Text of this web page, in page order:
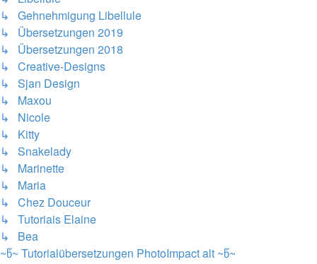
↳ Gehnehmigung Libellule
↳ Übersetzungen 2019
↳ Übersetzungen 2018
↳ Creative-Designs
↳ Sjan Design
↳ Maxou
↳ Nicole
↳ Kitty
↳ Snakelady
↳ Marinette
↳ Maria
↳ Chez Douceur
↳ Tutoriais Elaine
↳ Bea
~წ~ Tutorialübersetzungen PhotoImpact alt ~წ~